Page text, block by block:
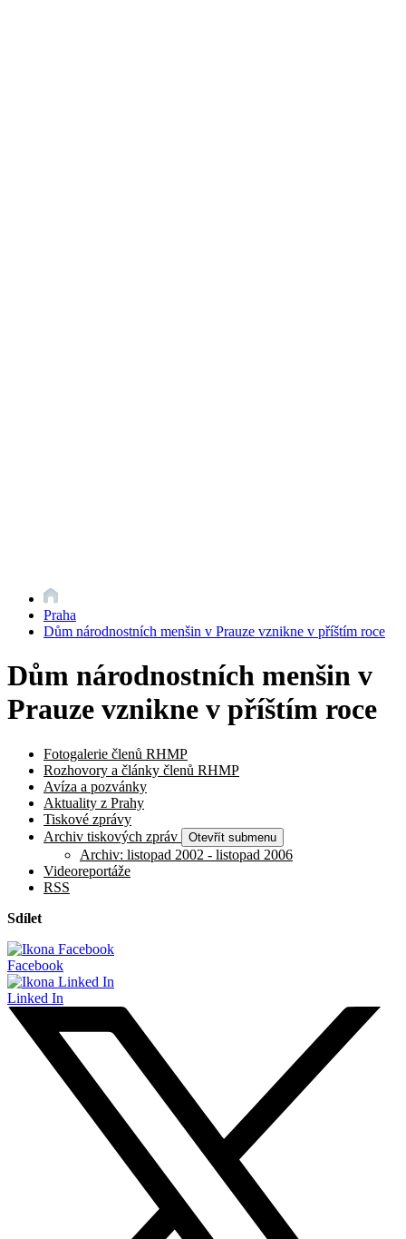
Praha
Dům národnostních menšin v Prauze vznikne v příštím roce
Dům národnostních menšin v
Prauze vznikne v příštím roce
Fotogalerie členů RHMP
Rozhovory a články členů RHMP
Avíza a pozvánky
Aktuality z Prahy
Tiskové zprávy
Archiv tiskových zpráv
Otevřít submenu
Archiv: listopad 2002 - listopad 2006
Videoreportáže
RSS
Sdílet
Facebook
Linked In